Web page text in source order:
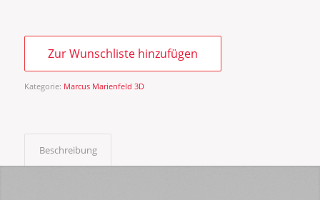
Zur Wunschliste hinzufügen
Kategorie: Marcus Marienfeld 3D
Beschreibung